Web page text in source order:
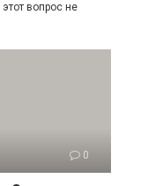
вопрос не
0